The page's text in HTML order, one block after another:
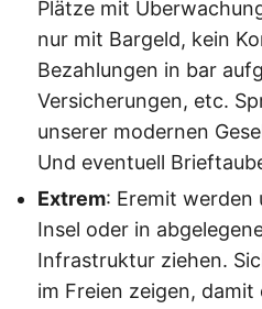
Plätze mit
nur mit Bargeld, kein
Bezahlungen in bar
Versicherungen, etc.
unserer modernen
Und eventuell
Extrem: Eremit werden
Insel oder in
Infrastruktur ziehen.
im Freien zeigen, damit